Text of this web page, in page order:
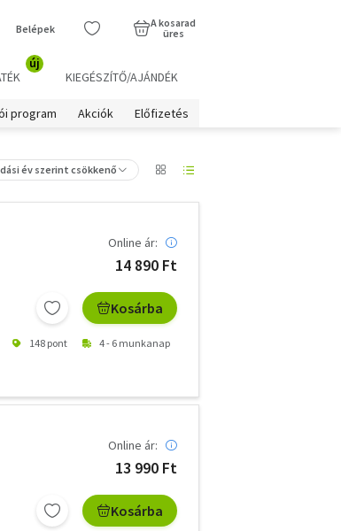
Belépek
A kosarad
üres
új
KIEGÉSZÍTŐ/AJÁNDÉK
program Akciók Előfizetés
év szerint csökkenő
Online ár:
14 890 Ft
Kosárba
148 pont 4 - 6 munkanap
Online ár:
13 990 Ft
Kosárba